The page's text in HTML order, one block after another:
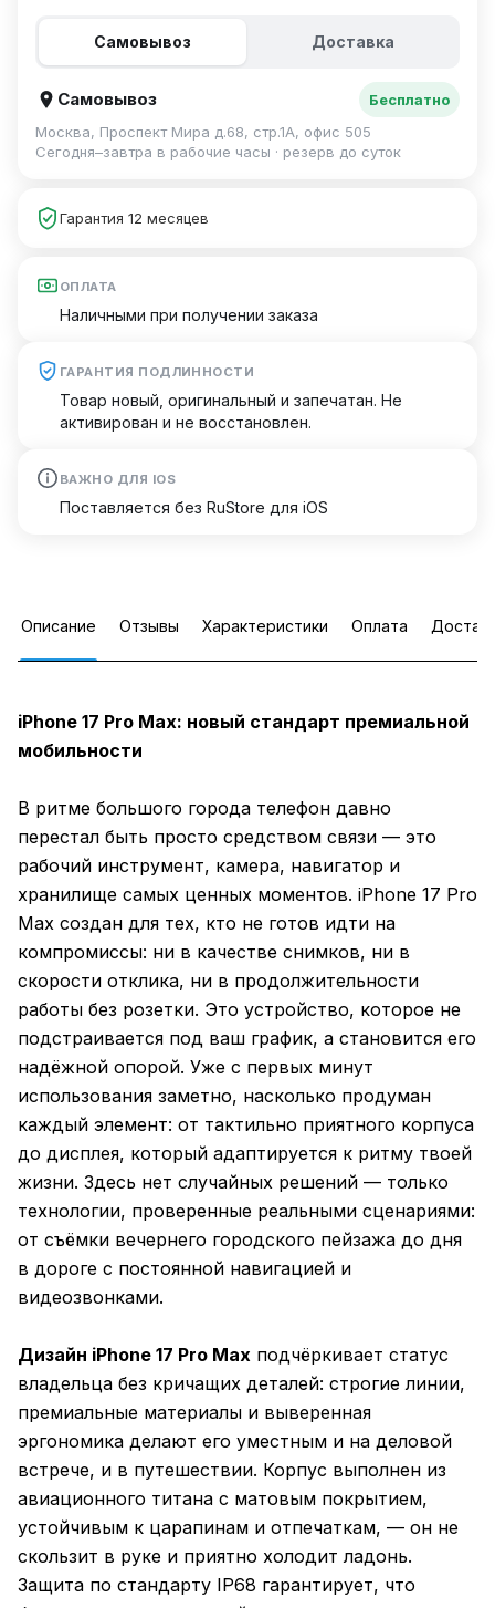
Самовывоз Доставка
Самовывоз
Бесплатно
Москва, Проспект Мира д.68, стр.1А, офис 505
Сегодня–завтра в рабочие часы · резерв до суток
Гарантия 12 месяцев
ОПЛАТА
Наличными при получении заказа
ГАРАНТИЯ ПОДЛИННОСТИ
Товар новый, оригинальный и запечатан. Не
активирован и не восстановлен.
ВАЖНО ДЛЯ IOS
Поставляется без RuStore для iOS
Описание Отзывы Характеристики Оплата
iPhone 17 Pro Max: новый стандарт премиальной
мобильности
В ритме большого города телефон давно
перестал быть просто средством связи — это
рабочий инструмент, камера, навигатор и
хранилище самых ценных моментов. iPhone 17 Pro
Max создан для тех, кто не готов идти на
компромиссы: ни в качестве снимков, ни в
скорости отклика, ни в продолжительности
работы без розетки. Это устройство, которое не
подстраивается под ваш график, а становится его
надёжной опорой. Уже с первых минут
использования заметно, насколько продуман
каждый элемент: от тактильно приятного корпуса
до дисплея, который адаптируется к ритму твоей
жизни. Здесь нет случайных решений — только
технологии, проверенные реальными сценариями:
от съёмки вечернего городского пейзажа до дня
в дороге с постоянной навигацией и
видеозвонками.
Дизайн iPhone 17 Pro Max подчёркивает статус
владельца без кричащих деталей: строгие линии,
премиальные материалы и выверенная
эргономика делают его уместным и на деловой
встрече, и в путешествии. Корпус выполнен из
авиационного титана с матовым покрытием,
устойчивым к царапинам и отпечаткам, — он не
скользит в руке и приятно холодит ладонь.
Защита по стандарту IP68 гарантирует, что